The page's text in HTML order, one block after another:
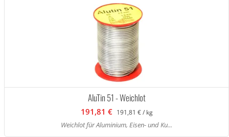
AluTin 51 - Weichlot
191,81 € 191,81 € / kg
Weichlot für Aluminium, Eisen- und Ku...